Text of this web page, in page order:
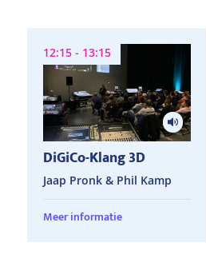
DiGiCo-Klang 3D
12:15 - 13:15
Jaap Pronk & Phil Kamp
Meer informatie